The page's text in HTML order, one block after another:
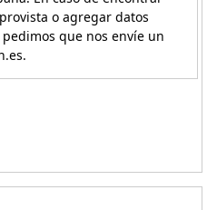
o agregar datos
que nos envíe un